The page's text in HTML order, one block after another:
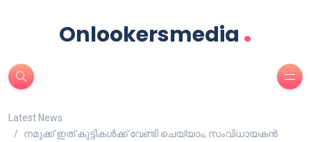
Onlookersmedia .
Latest News
നമുക്ക് ഇത് കുട്ടികൾക്ക് വേണ്ടി ചെയ്യാം; സംവിധായകൻ